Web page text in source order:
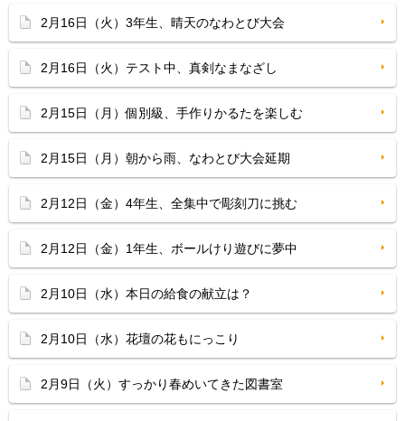
2月16日（火）3年生、晴天のなわとび大会
2月16日（火）テスト中、真剣なまなざし
2月15日（月）個別級、手作りかるたを楽しむ
2月15日（月）朝から雨、なわとび大会延期
2月12日（金）4年生、全集中で彫刻刀に挑む
2月12日（金）1年生、ボールけり遊びに夢中
2月10日（水）本日の給食の献立は？
2月10日（水）花壇の花もにっこり
2月9日（火）すっかり春めいてきた図書室